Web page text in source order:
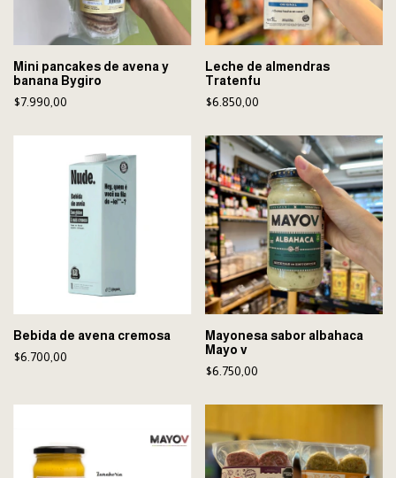
Mini pancakes de avena y
banana Bygiro
$7.990,00
Leche de almendras
Tratenfu
$6.850,00
Bebida de avena cremosa
$6.700,00
Mayonesa sabor albahaca
Mayo v
$6.750,00